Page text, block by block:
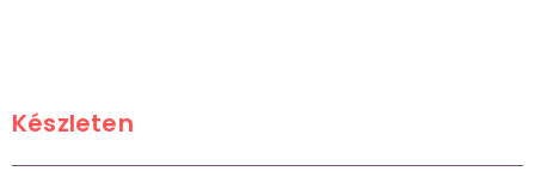
Készleten